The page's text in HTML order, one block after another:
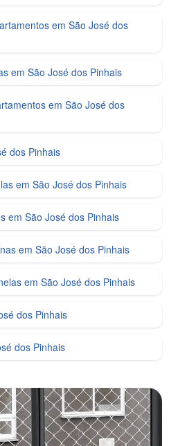
em São José dos
em São José dos Pinhais
em São José dos
dos Pinhais
em São José dos Pinhais
em São José dos Pinhais
em São José dos Pinhais
em São José dos Pinhais
dos Pinhais
dos Pinhais